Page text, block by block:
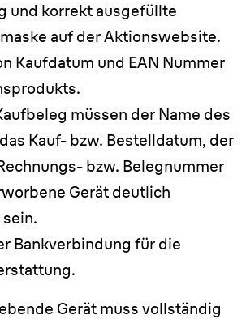
und korrekt ausgefüllte
auf der Aktionswebsite.
Kaufdatum und EAN Nummer
müssen der Name des
Kauf- bzw. Bestelldatum, der
bzw. Belegnummer
Gerät deutlich
Bankverbindung für die
Gerät muss vollständig